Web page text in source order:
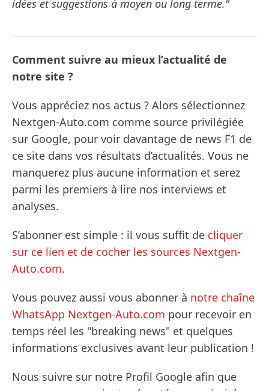
idées et suggestions à moyen ou long terme."
Comment suivre au mieux l’actualité de
notre site ?
Vous appréciez nos actus ? Alors sélectionnez
Nextgen-Auto.com comme source privilégiée
sur Google, pour voir davantage de news F1 de
ce site dans vos résultats d’actualités. Vous ne
manquerez plus aucune information et serez
parmi les premiers à lire nos interviews et
analyses.
S’abonner est simple : il vous suffit de cliquer
sur ce lien et de cocher les sources Nextgen-
Auto.com.
Vous pouvez aussi vous abonner à notre chaîne
WhatsApp Nextgen-Auto.com pour recevoir en
temps réel les "breaking news" et quelques
informations exclusives avant leur publication !
Nous suivre sur notre Profil Google afin que